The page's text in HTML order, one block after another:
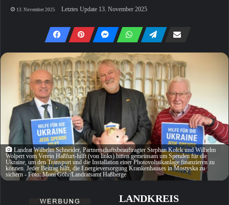
13. November 2025 Letztes Update 13. November 2025
Landrat Wilhelm Schneider, Partnerschaftsbeauftragter Stephan Kolck und Wilhelm
Wolpert vom Verein Haßfurt-hilft (von links) bitten gemeinsam um Spenden für die
Ukraine, um den Transport und die Installation einer Photovoltaikanlage finanzieren zu
können. Jeder Beitrag hilft, die Energieversorgung Krankenhauses in Mostyska zu
sichern - Foto: Moni Göhr/Landratsamt Haßberge
LANDKREIS